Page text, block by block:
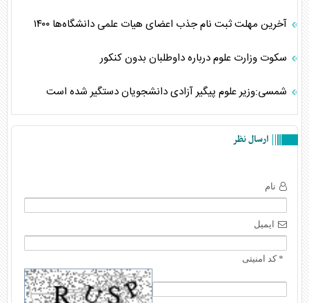
آخرین مهلت ثبت نام جذب اعضای هیات علمی دانشگاه‌ها ۱۴۰۰
سکوت وزارت علوم درباره داوطلبان بدون کنکور
شمسی:وزیر علوم پیگیر آزادی دانشجویان دستگیر شده است
ارسال نظر
نام
ایمیل
* کد امنیتی